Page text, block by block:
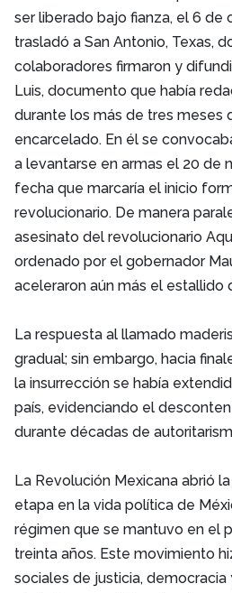
ser liberado bajo fianza, el 6 de
trasladó a San Antonio, Texas,
colaboradores firmaron y
Luis, documento que había
durante los más de tres meses
encarcelado. En él se
a levantarse en armas el 20 de
fecha que marcaría el inicio
revolucionario. De manera
asesinato del revolucionario
ordenado por el gobernador
aceleraron aún más el estallido
La respuesta al llamado
gradual; sin embargo, hacia
la insurrección se había
país, evidenciando el
durante décadas de
La Revolución Mexicana abrió
etapa en la vida política de
régimen que se mantuvo en el
treinta años. Este movimiento
sociales de justicia, democracia